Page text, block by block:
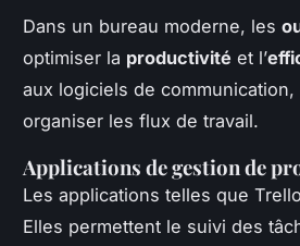
Dans un bureau moderne, les
optimiser la productivité et l’
aux logiciels de
organiser les flux de travail.
Applications de gestion de
Les applications telles que
Elles permettent le suivi des